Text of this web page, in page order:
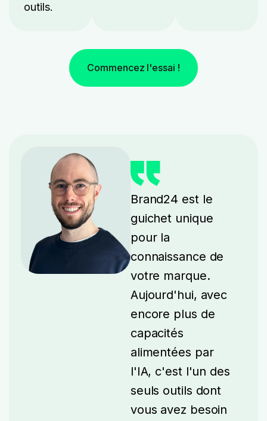
outils.
Commencez l'essai !
Brand24 est le
guichet unique
pour la
connaissance de
votre marque.
Aujourd'hui, avec
encore plus de
capacités
alimentées par
l'IA, c'est l'un des
seuls outils dont
vous avez besoin